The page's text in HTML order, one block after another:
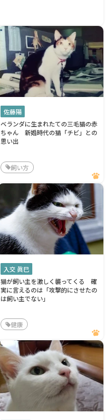
佐藤陽
ベランダに生まれたての三毛猫の赤
ちゃん 新婚時代の猫「チビ」との
思い出
飼い方
入交 眞巳
猫が飼い主を激しく襲ってくる 確
実に言えるのは「攻撃的にさせたの
は飼い主でない」
健康